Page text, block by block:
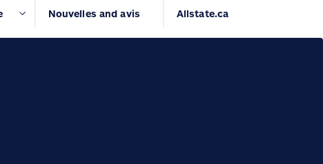
Nouvelles and avis Allstate.ca